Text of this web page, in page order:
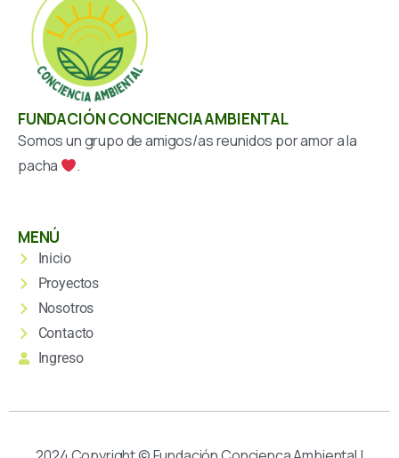
FUNDACIÓN CONCIENCIA AMBIENTAL
Somos un grupo de amigos/as reunidos por amor a la
pacha
.
MENÚ
Inicio
Proyectos
Nosotros
Contacto
Ingreso